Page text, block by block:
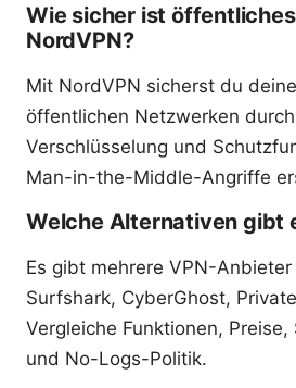
Wie sicher ist
NordVPN?
Mit NordVPN sicherst du
öffentlichen Netzwerken
Verschlüsselung und
Man-in-the-Middle-Angriffe
Welche Alternativen gibt
Es gibt mehrere VPN-Anbieter
Surfshark, CyberGhost,
Vergleiche Funktionen,
und No-Logs-Politik.